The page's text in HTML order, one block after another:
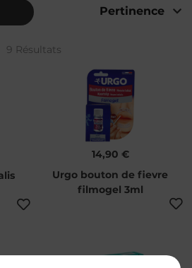
9 Résultats
14,90 €
Urgo bouton de fievre
filmogel 3ml